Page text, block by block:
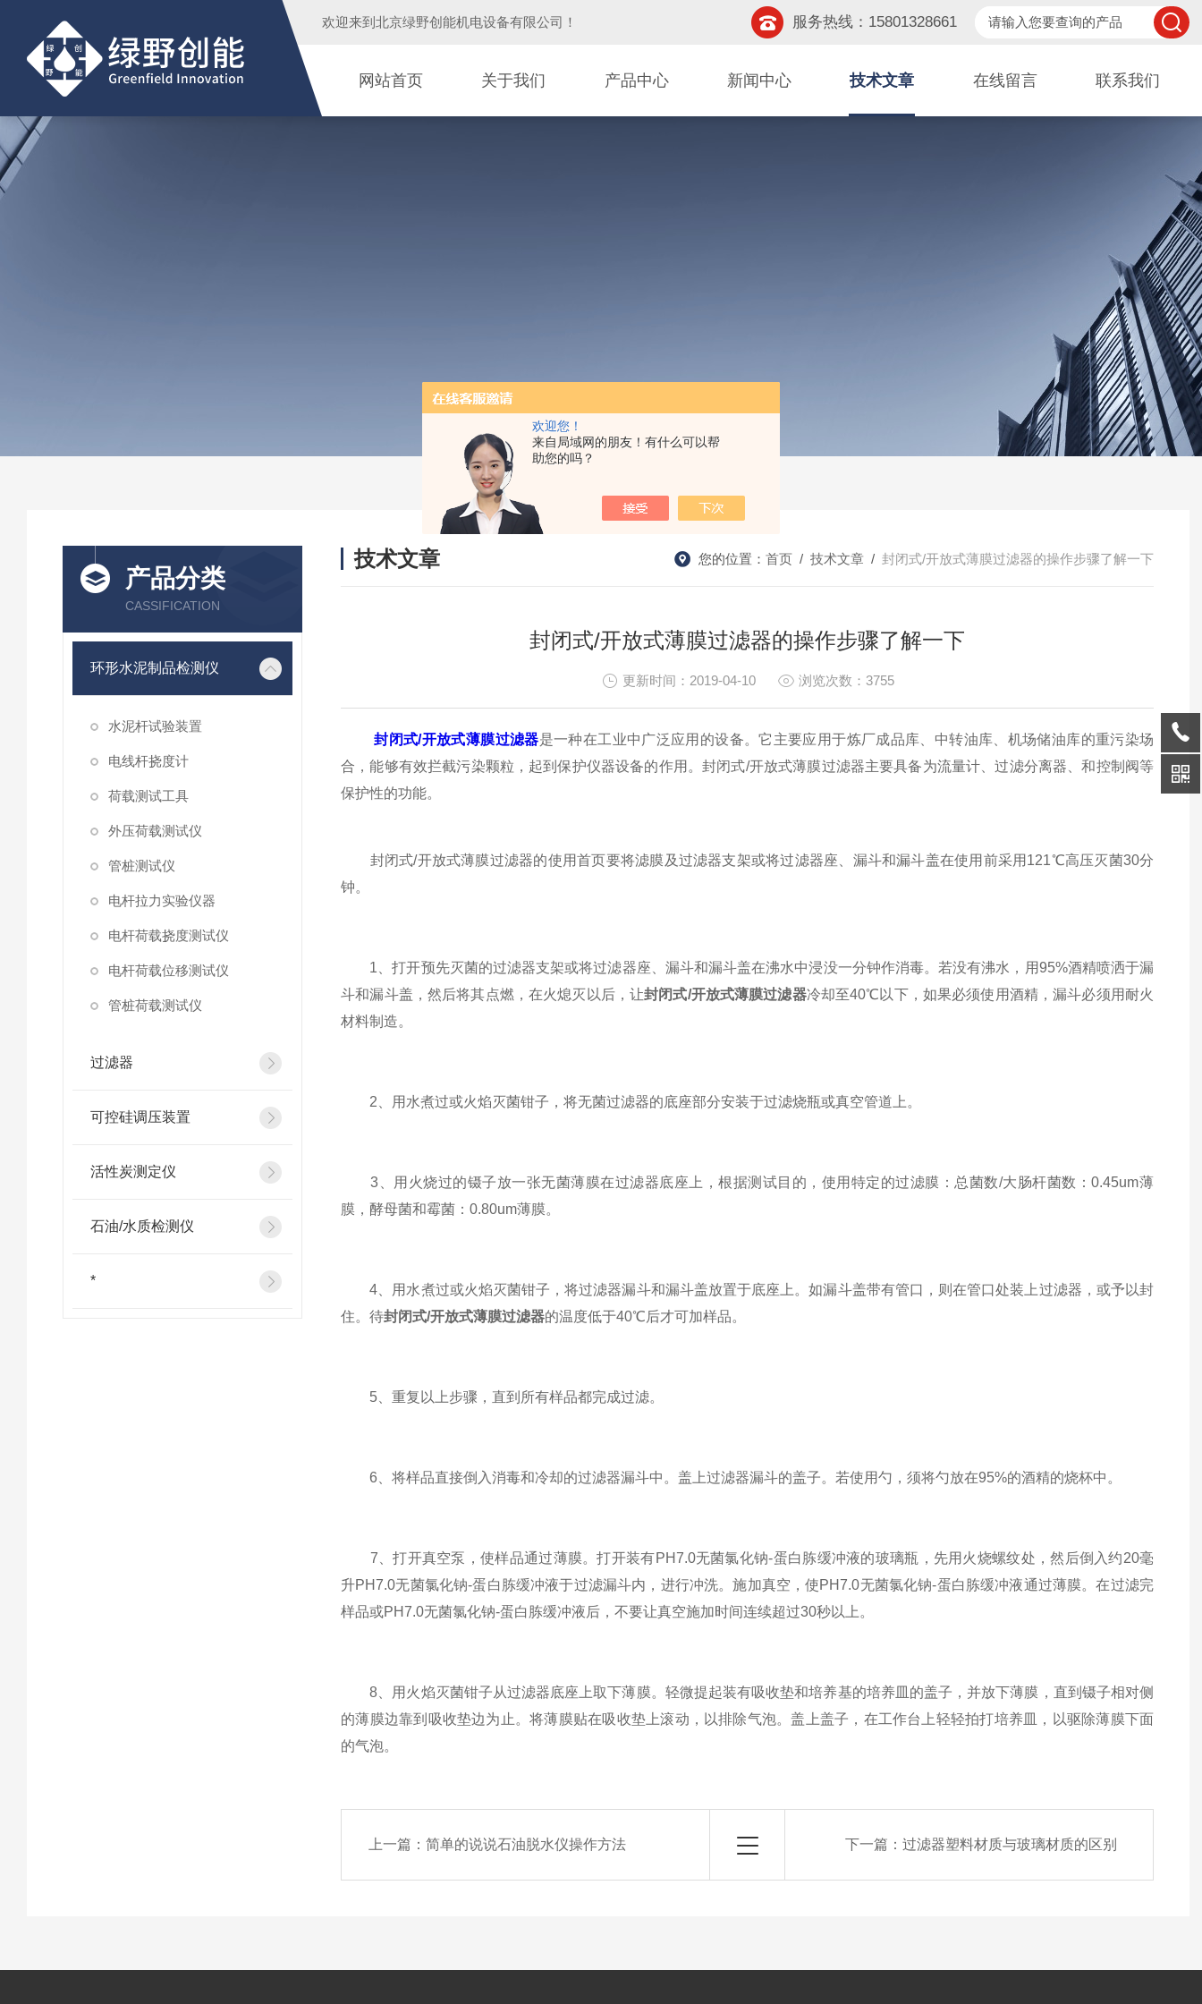
欢迎您！
来自局域网的朋友！有什么可以帮
助您的吗？
欢迎来到 北京绿野创能机电设备有限公司 ！ 服务热线：15801328661
网站首页 关于我们 产品中心 新闻中心 技术文章 在线留言 联系我们
产品分类
CASSIFICATION
环形水泥制品检测仪
水泥杆试验装置
电线杆挠度计
荷载测试工具
外压荷载测试仪
管桩测试仪
电杆拉力实验仪器
电杆荷载挠度测试仪
电杆荷载位移测试仪
管桩荷载测试仪
过滤器
可控硅调压装置
活性炭测定仪
石油/水质检测仪
*
技术文章 您的位置： 首页 / 技术文章 / 封闭式/开放式薄膜过滤器的操作步骤了解一下
封闭式/开放式薄膜过滤器的操作步骤了解一下
更新时间：2019-04-10 浏览次数：3755
封闭式/开放式薄膜过滤器是一种在工业中广泛应用的设备。它主要应用于炼厂成品库、中转油库、机场储油库的重污染场
合，能够有效拦截污染颗粒，起到保护仪器设备的作用。封闭式/开放式薄膜过滤器主要具备为流量计、过滤分离器、和控制阀等
保护性的功能。
封闭式/开放式薄膜过滤器的使用首页要将滤膜及过滤器支架或将过滤器座、漏斗和漏斗盖在使用前采用121℃高压灭菌30分
钟。
1、打开预先灭菌的过滤器支架或将过滤器座、漏斗和漏斗盖在沸水中浸没一分钟作消毒。若没有沸水，用95%酒精喷洒于漏
斗和漏斗盖，然后将其点燃，在火熄灭以后，让封闭式/开放式薄膜过滤器冷却至40℃以下，如果必须使用酒精，漏斗必须用耐火
材料制造。
2、用水煮过或火焰灭菌钳子，将无菌过滤器的底座部分安装于过滤烧瓶或真空管道上。
3、用火烧过的镊子放一张无菌薄膜在过滤器底座上，根据测试目的，使用特定的过滤膜：总菌数/大肠杆菌数：0.45um薄
膜，酵母菌和霉菌：0.80um薄膜。
4、用水煮过或火焰灭菌钳子，将过滤器漏斗和漏斗盖放置于底座上。如漏斗盖带有管口，则在管口处装上过滤器，或予以封
住。待封闭式/开放式薄膜过滤器的温度低于40℃后才可加样品。
5、重复以上步骤，直到所有样品都完成过滤。
6、将样品直接倒入消毒和冷却的过滤器漏斗中。盖上过滤器漏斗的盖子。若使用勺，须将勺放在95%的酒精的烧杯中。
7、打开真空泵，使样品通过薄膜。打开装有PH7.0无菌氯化钠-蛋白胨缓冲液的玻璃瓶，先用火烧螺纹处，然后倒入约20毫
升PH7.0无菌氯化钠-蛋白胨缓冲液于过滤漏斗内，进行冲洗。施加真空，使PH7.0无菌氯化钠-蛋白胨缓冲液通过薄膜。在过滤完
样品或PH7.0无菌氯化钠-蛋白胨缓冲液后，不要让真空施加时间连续超过30秒以上。
8、用火焰灭菌钳子从过滤器底座上取下薄膜。轻微提起装有吸收垫和培养基的培养皿的盖子，并放下薄膜，直到镊子相对侧
的薄膜边靠到吸收垫边为止。将薄膜贴在吸收垫上滚动，以排除气泡。盖上盖子，在工作台上轻轻拍打培养皿，以驱除薄膜下面
的气泡。
上一篇：简单的说说石油脱水仪操作方法 下一篇： 过滤器塑料材质与玻璃材质的区别